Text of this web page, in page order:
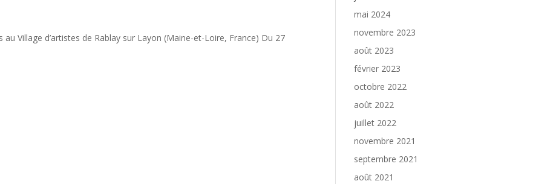
Village d’artistes de Rablay sur Layon (Maine-et-Loire, France) Du 27
mai 2024
novembre 2023
août 2023
février 2023
octobre 2022
août 2022
juillet 2022
novembre 2021
septembre 2021
août 2021